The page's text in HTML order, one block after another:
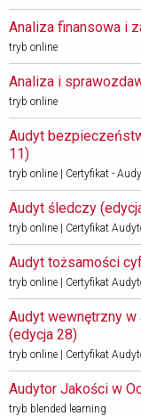
Analiza finansowa i
tryb online
Analiza i
tryb online
Audyt
11)
tryb online | Certyfikat -
Audyt śledczy
tryb online | Certyfikat
Audyt tożsamości
tryb online | Certyfikat
Audyt wewnętrzny
(edycja 28)
tryb online | Certyfikat
Audytor Jakości w
tryb blended learning